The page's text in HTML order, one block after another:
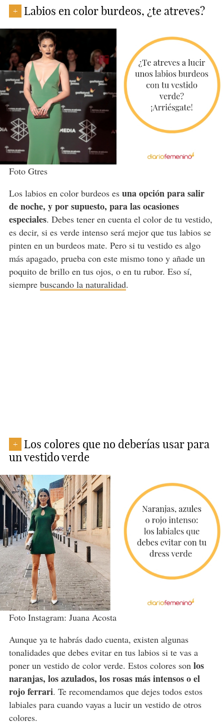
+ Labios en color burdeos, ¿te atreves?
Foto Gtres
Los labios en color burdeos es una opción para salir
de noche, y por supuesto, para las ocasiones
especiales. Debes tener en cuenta el color de tu vestido,
es decir, si es verde intenso será mejor que tus labios se
pinten en un burdeos mate. Pero si tu vestido es algo
más apagado, prueba con este mismo tono y añade un
poquito de brillo en tus ojos, o en tu rubor. Eso sí,
siempre buscando la naturalidad.
+
Los colores que no deberías usar para
un vestido verde
Foto Instagram: Juana Acosta
Aunque ya te habrás dado cuenta, existen algunas
tonalidades que debes evitar en tus labios si te vas a
poner un vestido de color verde. Estos colores son los
naranjas, los azulados, los rosas más intensos o el
rojo ferrari. Te recomendamos que dejes todos estos
labiales para cuando vayas a lucir un vestido de otros
colores.